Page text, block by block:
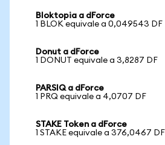
Bloktopia a dForce
1 BLOK equivale a 0,049543 DF
Donut a dForce
1 DONUT equivale a 3,8287 DF
PARSIQ a dForce
1 PRQ equivale a 4,0707 DF
STAKE Token a dForce
1 STAKE equivale a 376,0467 DF